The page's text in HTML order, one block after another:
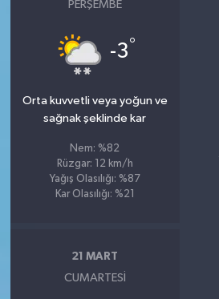
PERŞEMBE
-3°
Orta kuvvetli veya yoğun ve
sağnak şeklinde kar
Nem: %82
Rüzgar: 12 km/h
Yağış Olasılığı: %87
Kar Olasılığı: %21
21 MART
CUMARTESI